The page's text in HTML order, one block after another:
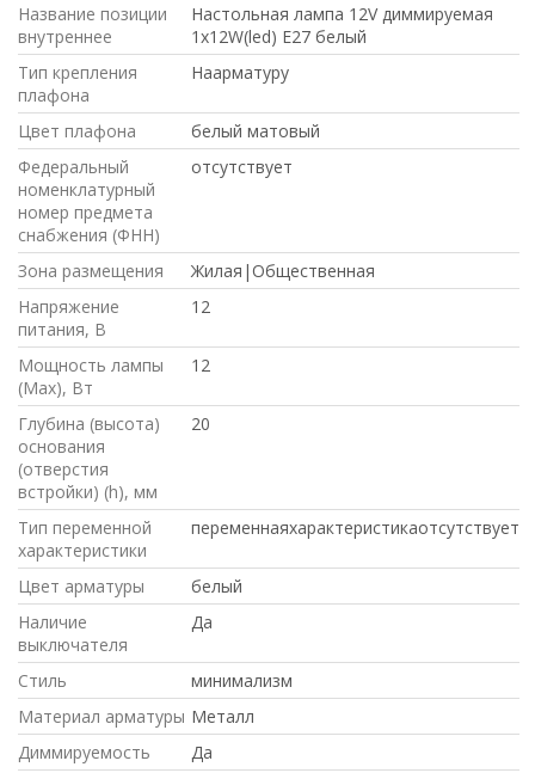
Название позиции
внутреннее
Настольная лампа 12V диммируемая
1x12W(led) E27 белый
Тип крепления
плафона
Наарматуру
Цвет плафона
белый матовый
Федеральный
номенклатурный
номер предмета
снабжения (ФНН)
отсутствует
Зона размещения
Жилая|Общественная
Напряжение
питания, В
12
Мощность лампы
(Max), Вт
12
Глубина (высота)
основания
(отверстия
встройки) (h), мм
20
Тип переменной
характеристики
переменнаяхарактеристикаотсутствует
Цвет арматуры
белый
Наличие
выключателя
Да
Стиль
минимализм
Материал арматуры Металл
Диммируемость
Да